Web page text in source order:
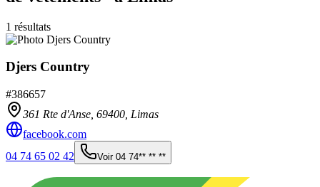
1 résultats
Djers Country
#386657
361 Rte d'Anse, 69400 Limas
facebook.com
04 74 65 02 42
Voir 04 74** ** **